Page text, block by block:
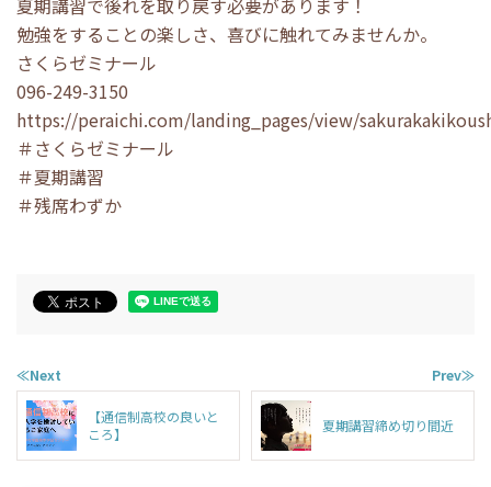
勉強をすることの楽しさ、喜びに触れてみませんか。
さくらゼミナール
096-249-3150
https://peraichi.com/landing_pages/view/
＃さくらゼミナール
＃夏期講習
＃残席わずか
≪Next
【通信制高校の良いと
ころ】
Prev≫
夏期講習締め切り間近